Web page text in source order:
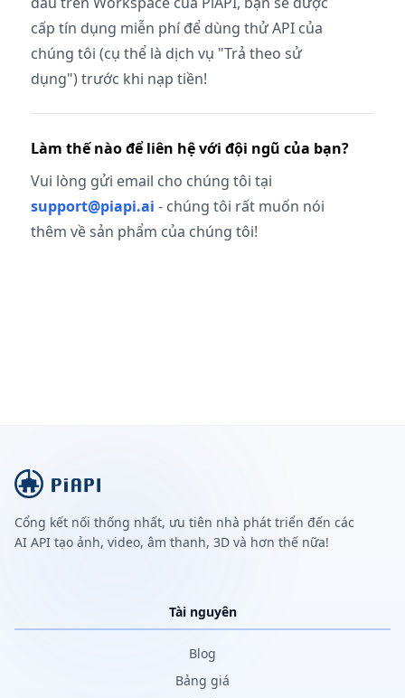
cấp tín dụng miễn phí để dùng thử API của
chúng tôi (cụ thể là dịch vụ "Trả theo sử
dụng") trước khi nạp tiền!
Làm thế nào để liên hệ với đội ngũ của bạn?
Vui lòng gửi email cho chúng tôi tại
support@piapi.ai - chúng tôi rất muốn nói
thêm về sản phẩm của chúng tôi!
Cổng kết nối thống nhất, ưu tiên nhà phát triển đến các
AI API tạo ảnh, video, âm thanh, 3D và hơn thế nữa!
Tài nguyên
Blog
Bảng giá